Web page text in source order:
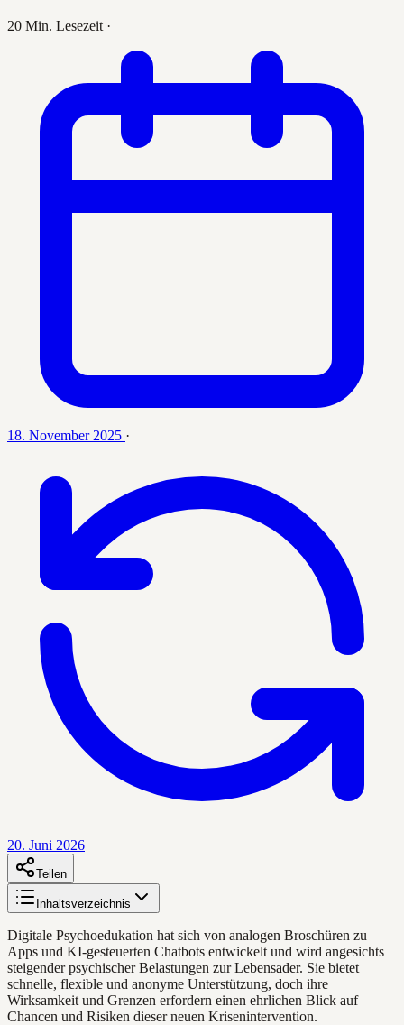
20 Min. Lesezeit ·
18. November 2025 ·
20. Juni 2026
Teilen
Inhaltsverzeichnis
Digitale Psychoedukation hat sich von analogen Broschüren zu
Apps und KI-gesteuerten Chatbots entwickelt und wird angesichts
steigender psychischer Belastungen zur Lebensader. Sie bietet
schnelle, flexible und anonyme Unterstützung, doch ihre
Wirksamkeit und Grenzen erfordern einen ehrlichen Blick auf
Chancen und Risiken dieser neuen Krisenintervention.